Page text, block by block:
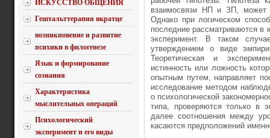
ИСКУССТВО ОБЩЕНИЯ
Гештальттерапия вкратце
возникновение и развитие
психики в филогенезе
Язык и формирование
сознания
Характеристика
мыслительных операций
Психологический
эксперимент и его виды
взаимосвязи НП и ЗП, может
Однако при логическом
последние рассматриваются в
эксперимент. В таком
утверждением о виде
Теоретическая и
истинность или ложность
опытным путем, направляет
исследование методом
о психологической
типа, проверяются только в
далее соотношения между
касаются предположений